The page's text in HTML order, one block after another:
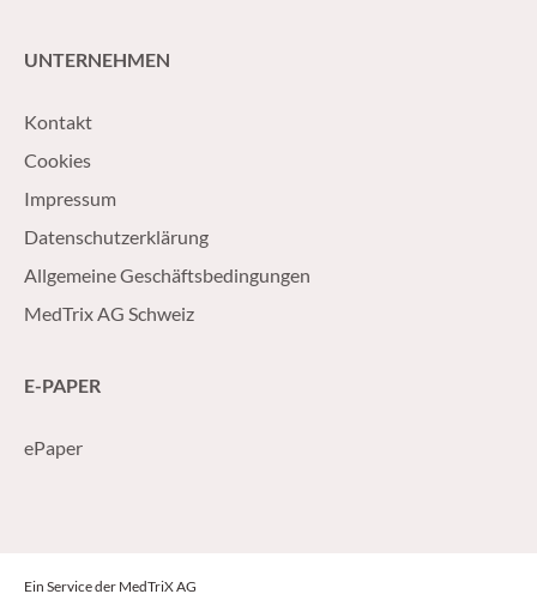
UNTERNEHMEN
Kontakt
Cookies
Impressum
Datenschutzerklärung
Allgemeine Geschäftsbedingungen
MedTrix AG Schweiz
E-PAPER
ePaper
Ein Service der MedTriX AG